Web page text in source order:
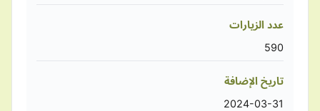
عدد الزيارات
590
تاريخ الإضافة
2024-03-31